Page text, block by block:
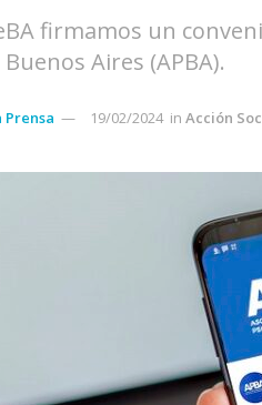
firmamos un
Aires (APBA).
19/02/2024 in Acción